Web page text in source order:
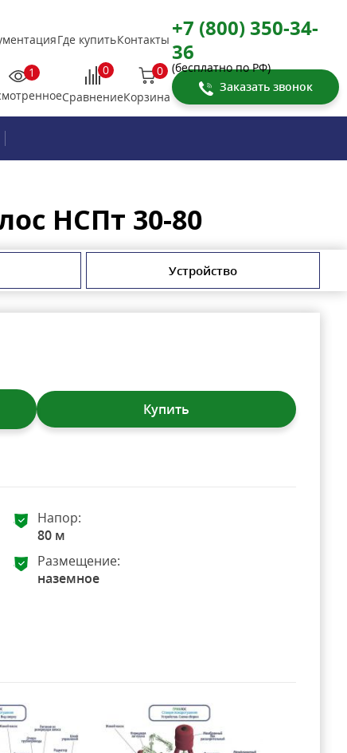
Где купитьКонтакты +7 (800) 350-34-
36
(бесплатно по РФ)
1
0
Сравнение
0
Корзина
Заказать звонок
НСПт 30-80
Устройство
Купить
Напор:
80 м
Размещение:
наземное